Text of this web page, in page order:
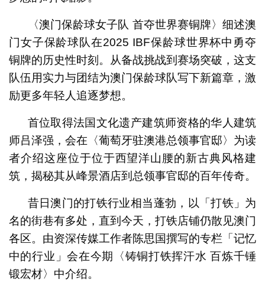
〈澳门保龄球女子队 首夺世界赛铜牌〉细述澳
门女子保龄球队在2025 IBF保龄球世界杯中勇夺
铜牌的历史性时刻。从备战挑战到赛场突破，这支
队伍用实力与团结为澳门保龄球队写下新篇章，激
励更多年轻人追逐梦想。
首位取得法国文化遗产建筑师资格的华人建筑
师吕泽强，会在〈葡萄牙驻澳港总领事官邸〉为读
者介绍这座位于位于西望洋山腰的新古典风格建
筑，揭秘其从峰景酒店到总领事官邸的百年传奇。
昔日澳门的打铁行业相当蓬勃，以「打铁」为
名的街巷有多处，直到今天，打铁店铺仍散见澳门
各区。由资深传媒工作者陈思国撰写的专栏「记忆
中的行业」会在今期〈铸铜打铁挥汗水 百炼千锤
锻宏材〉中介绍。